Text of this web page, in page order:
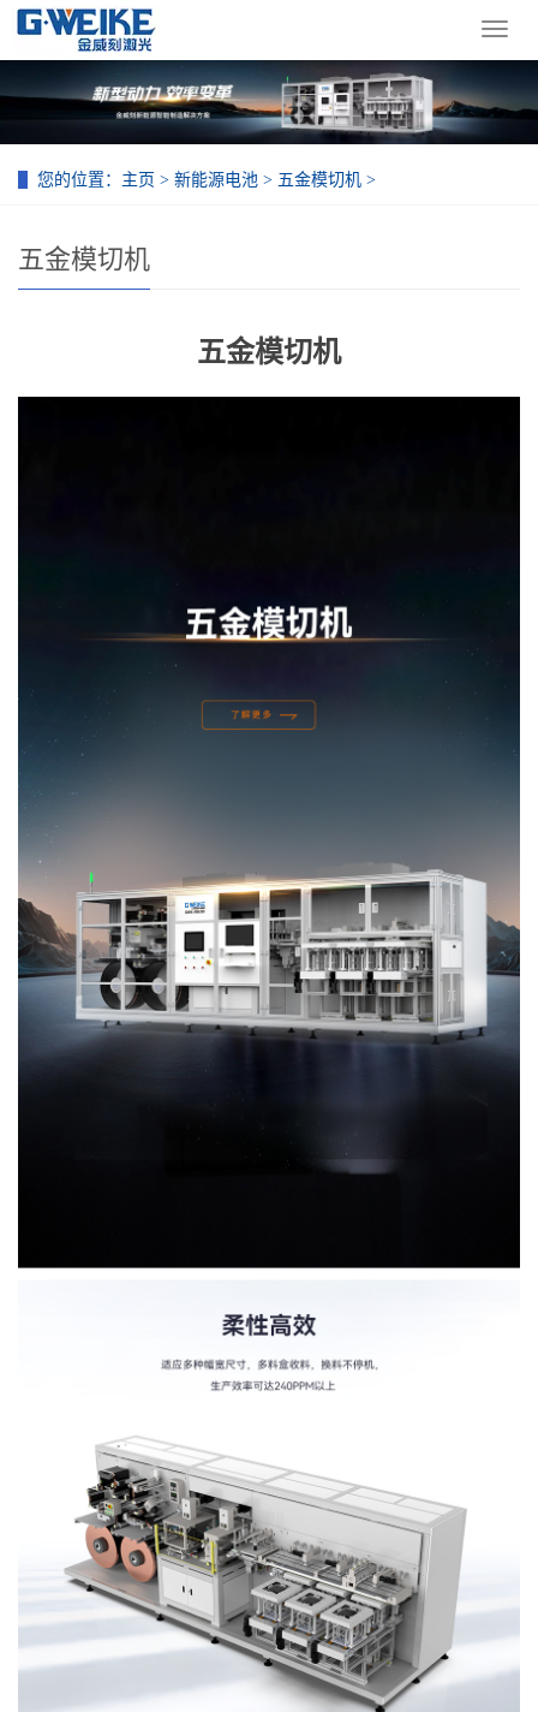
导
单
您的位置： 主页 > 新能源电池 > 五金模切机 >
五金模切机
五金模切机